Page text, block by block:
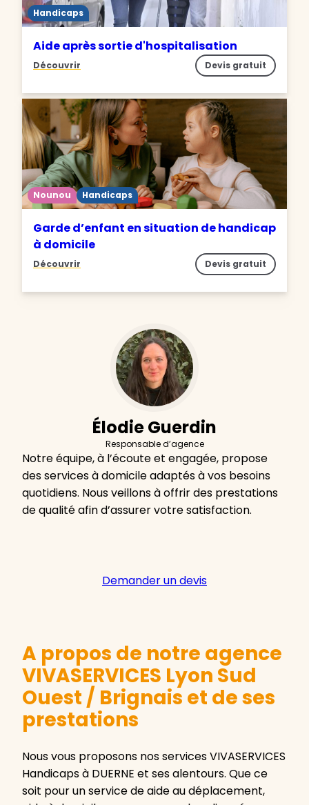
Handicaps
Aide après sortie d'hospitalisation
Découvrir Devis gratuit
Nounou Handicaps
Garde d’enfant en situation de handicap
à domicile
Découvrir Devis gratuit
Élodie Guerdin
Responsable d’agence
Notre équipe, à l’écoute et engagée, propose
des services à domicile adaptés à vos besoins
quotidiens. Nous veillons à offrir des prestations
de qualité afin d’assurer votre satisfaction.
Demander un devis
A propos de notre agence
VIVASERVICES Lyon Sud
Ouest / Brignais et de ses
prestations
Nous vous proposons nos services VIVASERVICES
Handicaps à DUERNE et ses alentours. Que ce
soit pour un service de aide au déplacement,